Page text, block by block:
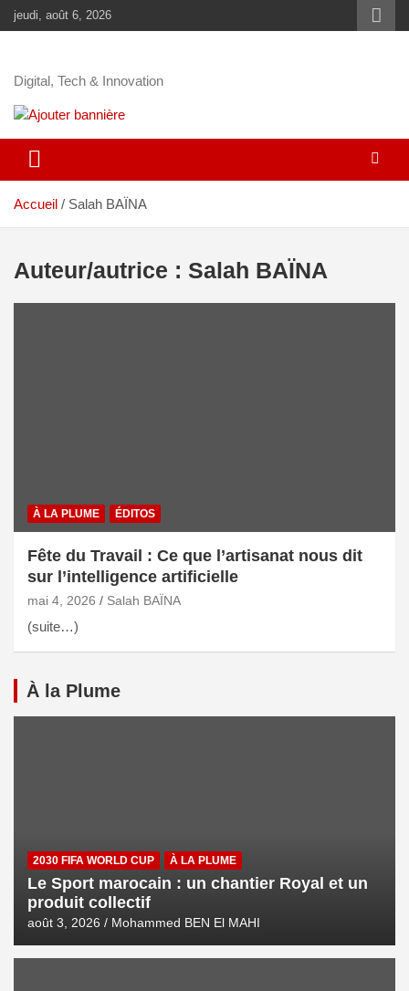
jeudi, août 6, 2026
Digital, Tech & Innovation
Accueil Salah BAÏNA
Auteur/autrice : Salah BAÏNA
À LA PLUME ÉDITOS
Fête du Travail : Ce que l’artisanat nous dit
sur l’intelligence artificielle
mai 4, 2026 Salah BAÏNA
(suite…)
À la Plume
2030 FIFA WORLD CUP À LA PLUME
Le Sport marocain : un chantier Royal et un
produit collectif
août 3, 2026 Mohammed BEN El MAHI